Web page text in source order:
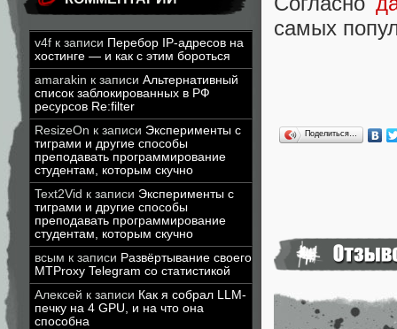
v4f к записи Перебор IP-адресов на
хостинге — и как с этим бороться
amarakin к записи Альтернативный
список заблокированных в РФ
ресурсов Re:filter
ResizeOn к записи Эксперименты с
тиграми и другие способы
преподавать программирование
студентам, которым скучно
Text2Vid к записи Эксперименты с
тиграми и другие способы
преподавать программирование
студентам, которым скучно
всым к записи Развёртывание своего
MTProxy Telegram со статистикой
Алексей к записи Как я собрал LLM-
печку на 4 GPU, и на что она
способна
самых
Поделиться…